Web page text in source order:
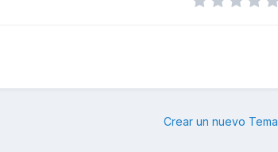
Crear un nuevo Tema